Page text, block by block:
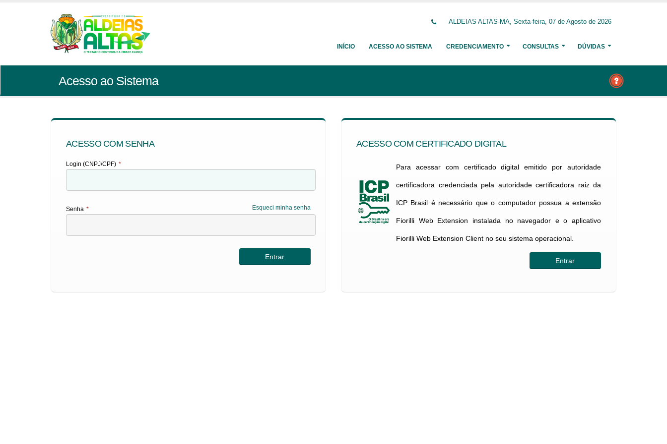
ALDEIAS ALTAS-MA, Sexta-feira, 07 de Agosto de 2026
INÍCIO ACESSO AO SISTEMA CREDENCIAMENTO CONSULTAS DÚVIDAS
Acesso ao Sistema
ACESSO COM SENHA
Login (CNPJ/CPF) *
Esqueci minha senha
Senha *
ACESSO COM CERTIFICADO DIGITAL
Para acessar com certificado digital emitido por autoridade
certificadora credenciada pela autoridade certificadora raiz da
ICP Brasil é necessário que o computador possua a extensão
Fiorilli Web Extension instalada no navegador e o aplicativo
Fiorilli Web Extension Client no seu sistema operacional.